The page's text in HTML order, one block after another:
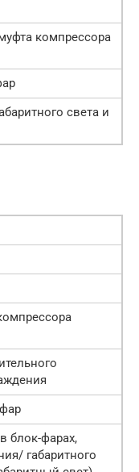
компрессора
света и
блок-фарах,
габаритного